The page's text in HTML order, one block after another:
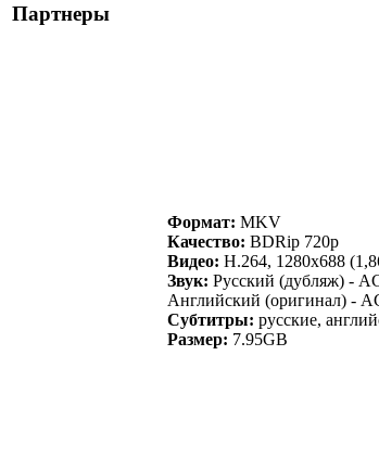
Партнеры
Формат: MKV
Качество: BDRip 720p
Видео: H.264, 1280x688
Звук: Русский (дубляж) -
Английский (оригинал) -
Субтитры: русские,
Размер: 7.95GB